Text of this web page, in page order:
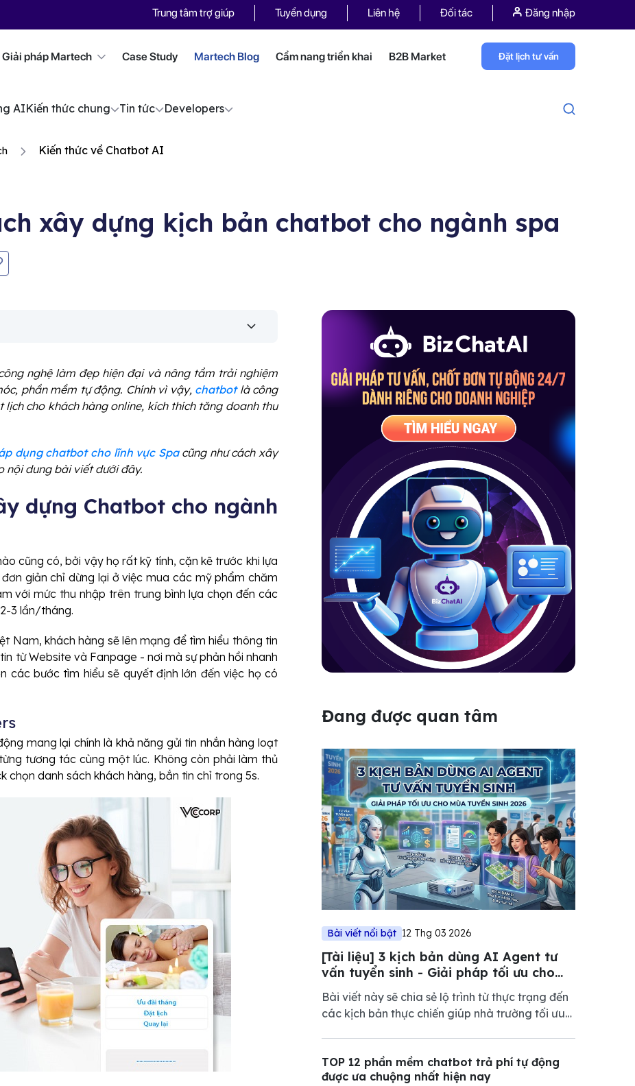
Trung tâm trợ giúp Tuyển dụng Liên hệ Đối tác Đăng nhập
Giải pháp Martech Case Study Martech Blog Cẩm nang triển khai B2B Market Đặt lịch tư vấn
AIKiến thức chung Tin tức Developers
Kiến thức về Chatbot AI
xây dựng kịch bản chatbot cho ngành spa
nghệ làm đẹp hiện đại và nâng tầm trải nghiệm
phần mềm tự động. Chính vì vậy, chatbotlà công
cho khách hàng online, kích thích tăng doanh thu
dụng chatbot cho lĩnh vực Spacũng như cách xây
nội dung bài viết dưới đây.
dựng Chatbot cho ngành
cũng có, bởi vậy họ rất kỹ tính, cặn kẽ trước khi lựa
giản chỉ dừng lại ở việc mua các mỹ phẩm chăm
với mức thu nhập trên trung bình lựa chọn đến các
3 lần/tháng.
Nam, khách hàng sẽ lên mạng để tìm hiểu thông tin
từ Website và Fanpage - nơi mà sự phản hồi nhanh
các bước tìm hiểu sẽ quyết định lớn đến việc họ có
mang lại chính là khả năng gửi tin nhắn hàng loạt
tương tác cùng một lúc. Không còn phải làm thủ
chọn danh sách khách hàng, bắn tin chỉ trong 5s.
Đang được quan tâm
Bài viết nổi bật 12 Thg 03 2026
[Tài liệu] 3 kịch bản dùng AI Agent tư
vấn tuyển sinh - Giải pháp tối ưu cho
mùa tuyển sinh 2026
Bài viết này sẽ chia sẻ lộ trình từ thực trạng đến
các kịch bản thực chiến giúp nhà trường tối ưu
TOP 12 phần mềm chatbot trả phí tự động
được ưa chuộng nhất hiện nay